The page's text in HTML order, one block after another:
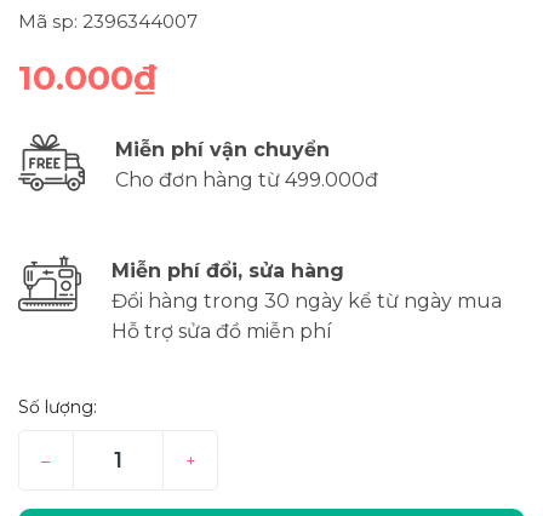
Mã sp: 2396344007
10.000₫
Miễn phí vận chuyển
Cho đơn hàng từ 499.000đ
Miễn phí đổi, sửa hàng
Đổi hàng trong 30 ngày kể từ ngày mua
Hỗ trợ sửa đồ miễn phí
Số lượng:
– +